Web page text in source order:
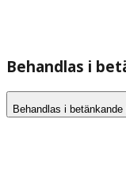
Behandlas i
Behandlas i betänkande